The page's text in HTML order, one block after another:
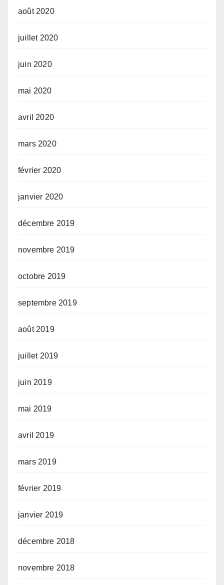
août 2020
juillet 2020
juin 2020
mai 2020
avril 2020
mars 2020
février 2020
janvier 2020
décembre 2019
novembre 2019
octobre 2019
septembre 2019
août 2019
juillet 2019
juin 2019
mai 2019
avril 2019
mars 2019
février 2019
janvier 2019
décembre 2018
novembre 2018